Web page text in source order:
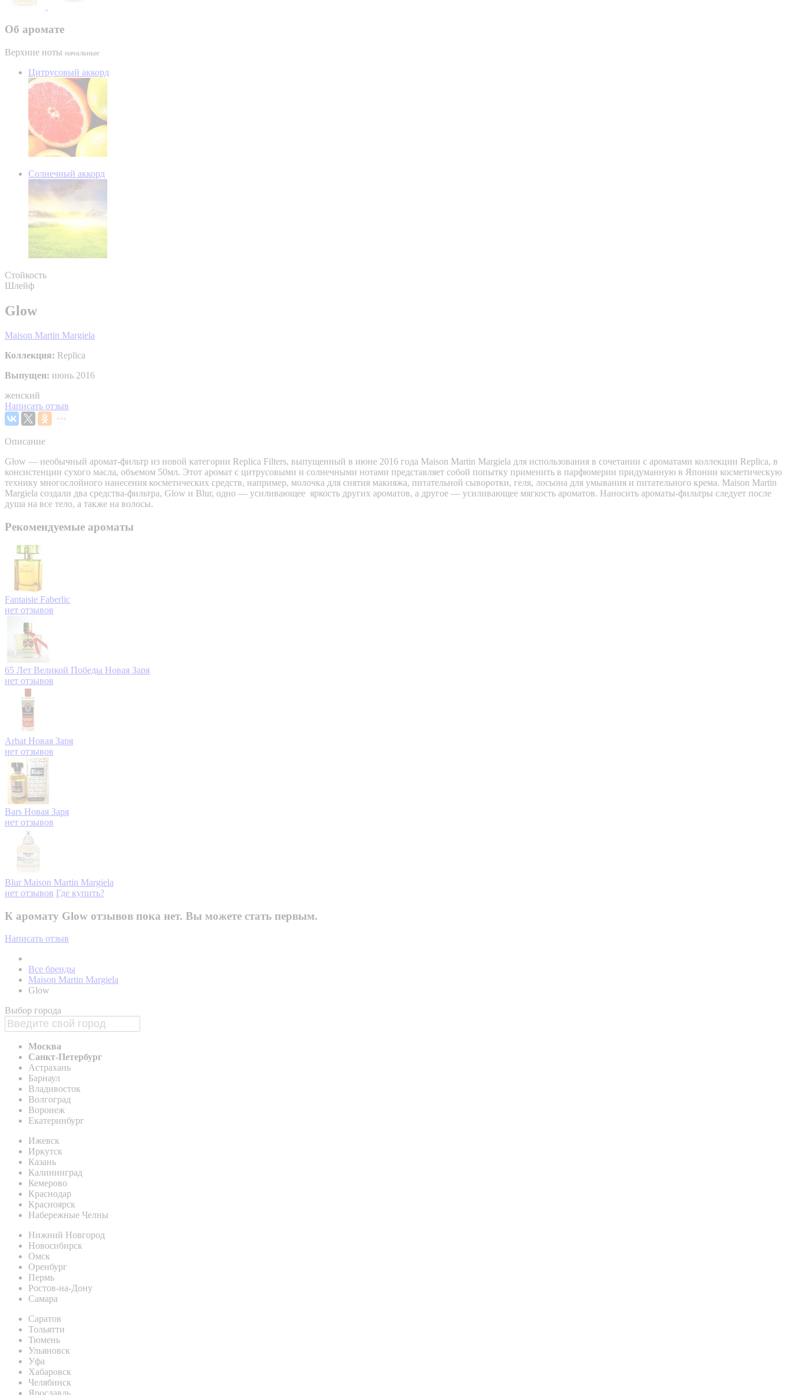
Об аромате
Верхние ноты начальные
Цитрусовый аккорд
Солнечный аккорд
Стойкость
Шлейф
Glow
Maison Martin Margiela
Коллекция: Replica
Выпущен: июнь 2016
женский
Написать отзыв
Описание
Glow — необычный аромат-фильтр из новой категории Replica Filters, выпущенный в июне 2016 года Maison Martin Margiela для использования в сочетании с ароматами коллекции Replica, в
консистенции сухого масла, объемом 50мл. Этот аромат с цитрусовыми и солнечными нотами представляет собой попытку применить в парфюмерии придуманную в Японии косметическую
технику многослойного нанесения косметических средств, например, молочка для снятия макияжа, питательной сыворотки, геля, лосьона для умывания и питательного крема. Maison Martin
Margiela создали два средства-фильтра, Glow и Blur, одно — усиливающее яркость других ароматов, а другое — усиливающее мягкость ароматов. Наносить ароматы-фильтры следует после
душа на все тело, а также на волосы.
Рекомендуемые ароматы
Fantaisie Faberlic
нет отзывов
65 Лет Великой Победы Новая Заря
нет отзывов
Arbat Новая Заря
нет отзывов
Bars Новая Заря
нет отзывов
Blur Maison Martin Margiela
нет отзывов Где купить?
К аромату Glow отзывов пока нет. Вы можете стать первым.
Написать отзыв
Все бренды
Maison Martin Margiela
Glow
Выбор города
Москва
Санкт-Петербург
Астрахань
Барнаул
Владивосток
Волгоград
Воронеж
Екатеринбург
Ижевск
Иркутск
Казань
Калининград
Кемерово
Краснодар
Красноярск
Набережные Челны
Нижний Новгород
Новосибирск
Омск
Оренбург
Пермь
Ростов-на-Дону
Самара
Саратов
Тольятти
Тюмень
Ульяновск
Уфа
Хабаровск
Челябинск